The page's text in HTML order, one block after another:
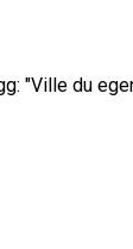
"Ville du